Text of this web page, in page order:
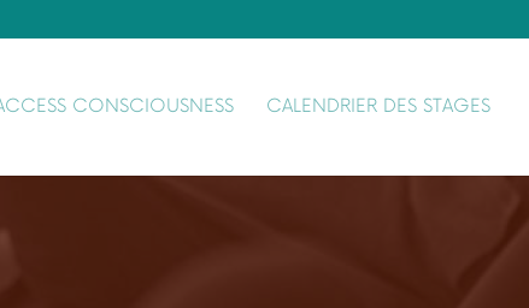
CONSCIOUSNESS CALENDRIER DES STAGES